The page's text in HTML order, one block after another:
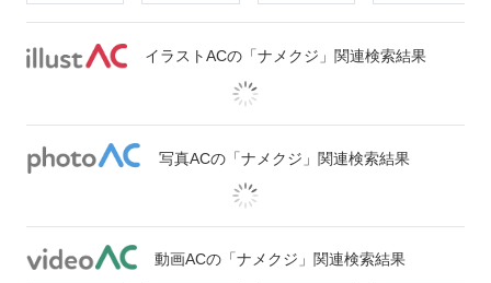
イラストACの「ナメクジ」関連検索結果
写真ACの「ナメクジ」関連検索結果
動画ACの「ナメクジ」関連検索結果